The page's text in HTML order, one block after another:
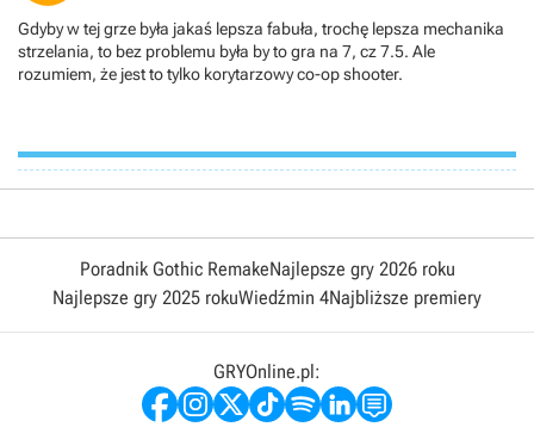
Gdyby w tej grze była jakaś lepsza fabuła, trochę lepsza mechanika
strzelania, to bez problemu była by to gra na 7, cz 7.5. Ale
rozumiem, że jest to tylko korytarzowy co-op shooter.
Poradnik Gothic RemakeNajlepsze gry 2026 roku
Najlepsze gry 2025 rokuWiedźmin 4Najbliższe premiery
GRYOnline.pl: